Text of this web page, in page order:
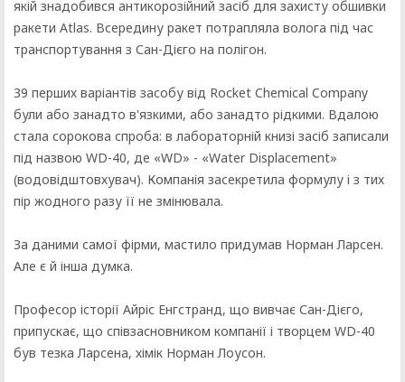
якій знадобився антикорозійний засіб для захисту обшивки
ракети Atlas. Всередину ракет потрапляла волога під час
транспортування з Сан-Дієго на полігон.
39 перших варіантів засобу від Rocket Chemical Company
були або занадто в'язкими, або занадто рідкими. Вдалою
стала сорокова спроба: в лабораторній книзі засіб записали
під назвою WD-40, де «WD» - «Water Displacement»
(водовідштовхувач). Компанія засекретила формулу і з тих
пір жодного разу її не змінювала.
За даними самої фірми, мастило придумав Норман Ларсен.
Але є й інша думка.
Професор історії Айріс Енгстранд, що вивчає Сан-Дієго,
припускає, що співзасновником компанії і творцем WD-40
був тезка Ларсена, хімік Норман Лоусон.